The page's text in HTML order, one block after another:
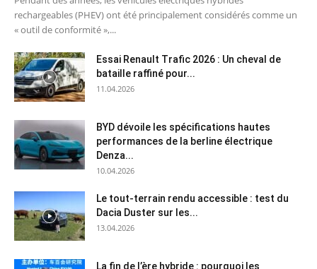
rechargeables (PHEV) ont été principalement considérés comme un
« outil de conformité »,...
Essai Renault Trafic 2026 : Un cheval de
bataille raffiné pour...
11.04.2026
BYD dévoile les spécifications hautes
performances de la berline électrique
Denza...
10.04.2026
Le tout-terrain rendu accessible : test du
Dacia Duster sur les...
13.04.2026
La fin de l’ère hybride : pourquoi les